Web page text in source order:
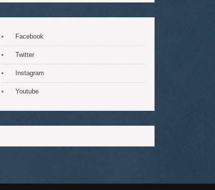
Facebook
Twitter
Instagram
Youtube